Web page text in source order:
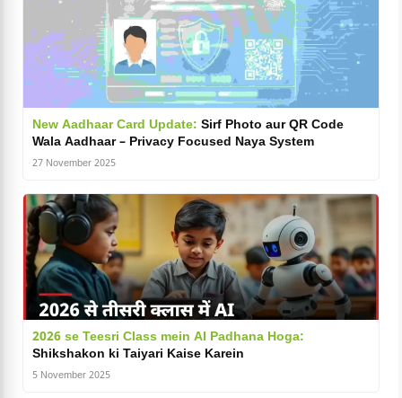
New Aadhaar Card Update: Sirf Photo aur QR Code
Wala Aadhaar – Privacy Focused Naya System
27 November 2025
2026 se Teesri Class mein AI Padhana Hoga:
Shikshakon ki Taiyari Kaise Karein
5 November 2025